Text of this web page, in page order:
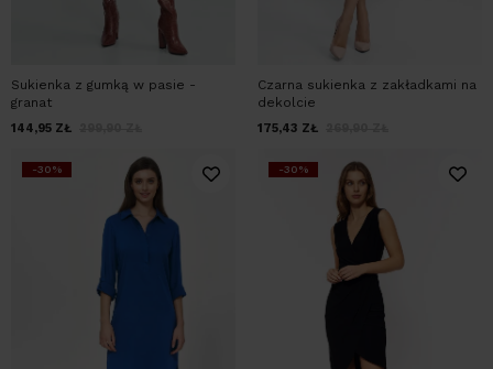
Sukienka z gumką w pasie -
granat
144,95 ZŁ
Czarna sukienka z zakładkami na
dekolcie
175,43 ZŁ
-30% -30%